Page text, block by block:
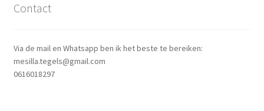
Contact
Via de mail en Whatsapp ben ik het beste te bereiken:
mesilla.tegels@gmail.com
0616018297